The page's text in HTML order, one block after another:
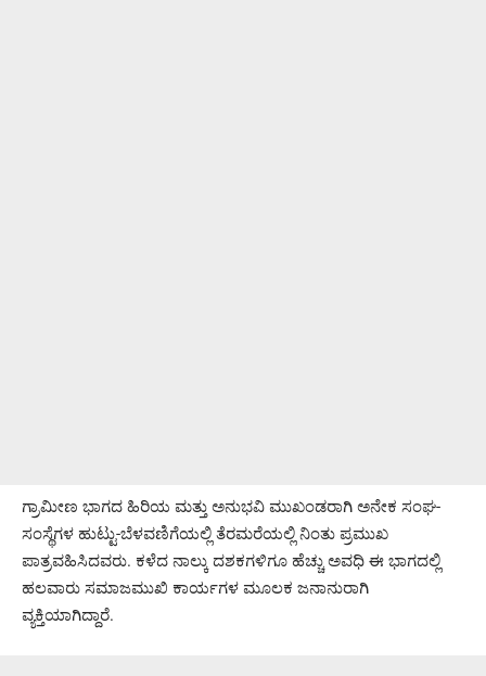
ಗ್ರಾಮೀಣ ಭಾಗದ ಹಿರಿಯ ಮತ್ತು ಅನುಭವಿ ಮುಖಂಡರಾಗಿ ಅನೇಕ ಸಂಘ-
ಸಂಸ್ಥೆಗಳ ಹುಟ್ಟು-ಬೆಳವಣಿಗೆಯಲ್ಲಿ ತೆರಮರೆಯಲ್ಲಿ ನಿಂತು ಪ್ರಮುಖ
ಪಾತ್ರವಹಿಸಿದವರು. ಕಳೆದ ನಾಲ್ಕು ದಶಕಗಳಿಗೂ ಹೆಚ್ಚು ಅವಧಿ ಈ ಭಾಗದಲ್ಲಿ
ಹಲವಾರು ಸಮಾಜಮುಖಿ ಕಾರ್ಯಗಳ ಮೂಲಕ ಜನಾನುರಾಗಿ
ವ್ಯಕ್ತಿಯಾಗಿದ್ದಾರೆ.